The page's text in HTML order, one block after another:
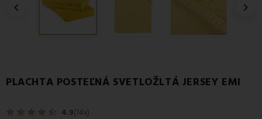
 
PLACHTA POSTEĽNÁ SVETLOŽLTÁ JERSEY EMI
4.9(14x)